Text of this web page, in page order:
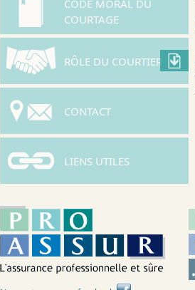
CODE MORAL DU
COURTAGE
RÔLE DU COURTIER
CONTACT
LIENS UTILES